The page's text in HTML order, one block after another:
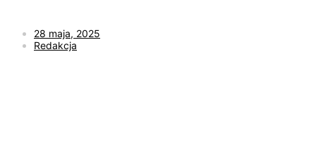
28 maja, 2025
Redakcja